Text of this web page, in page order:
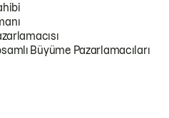
Büyüme Pazarlamacıları